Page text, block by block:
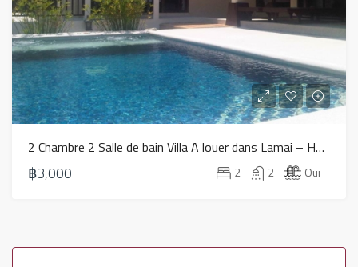
2 Chambre 2 Salle de bain Villa A louer dans Lamai – HV0186
฿3,000 2 2 Oui